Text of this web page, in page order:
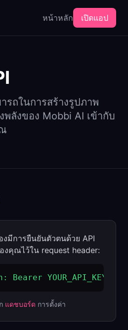
หน้าหลัก เปิดแอป
รถในการสร้างรูปภาพ
พลังของ Mobbi AI เข้ากับ
มีการยืนยันตัวตนด้วย API
งคุณไว้ใน request header:
YOUR_API_KEY
แดชบอร์ด การตั้งค่า